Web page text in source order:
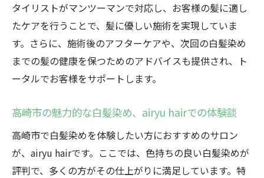
白髪染めだけじゃない！airyu hairの魅力
高崎市で選ばれる、airyu hairのトータルケ
ア
アフターケアが充実する理由とその価値
高崎市のairyu hairで叶う、安心のアフター
airyu hairで実現する高崎市最高の白髪染め体験
最高の体験を約束するairyu hairの白髪染め
タイリストがマンツーマンで対応し、お客様の髪に適し
たケアを行うことで、髪に優しい施術を実現していま
す。さらに、施術後のアフターケアや、次回の白髪染め
までの髪の健康を保つためのアドバイスも提供され、ト
ータルでお客様をサポートします。
高崎市の魅力的な白髪染め、airyu hairでの体験談
高崎市で白髪染めを体験したい方におすすめのサロン
が、airyu hairです。ここでは、色持ちの良い白髪染めが
評判で、多くの方がその仕上がりに満足しています。特